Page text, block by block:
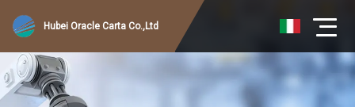
Hubei Oracle Carta Co.,Ltd